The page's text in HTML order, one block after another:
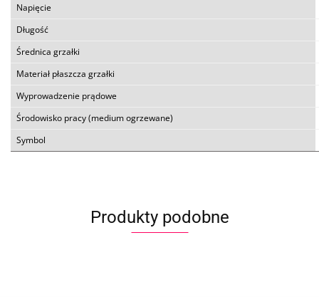
Napięcie
Długość
Średnica grzałki
Materiał płaszcza grzałki
Wyprowadzenie prądowe
Środowisko pracy (medium ogrzewane)
Symbol
Produkty podobne